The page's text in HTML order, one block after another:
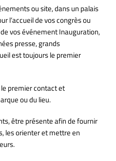
ou site, dans un palais
l’accueil de vos congrès ou
vos événement Inauguration,
presse, grands
est toujours le premier
premier contact et
ou du lieu.
être présente afin de fournir
les orienter et mettre en